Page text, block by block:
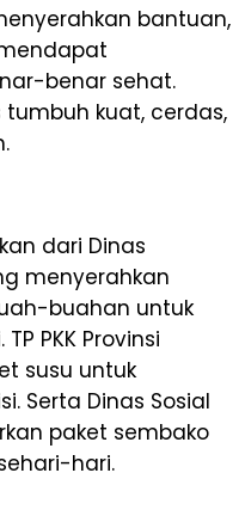
bantuan,
benar sehat.
kuat, cerdas,
dari Dinas
menyerahkan
buahan untuk
PKK Provinsi
susu untuk
Serta Dinas Sosial
paket sembako
hari.